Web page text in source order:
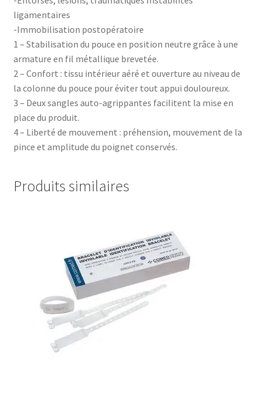
ligamentaires
-Immobilisation postopératoire
1 – Stabilisation du pouce en position neutre grâce à une
armature en fil métallique brevetée.
2 – Confort : tissu intérieur aéré et ouverture au niveau de
la colonne du pouce pour éviter tout appui douloureux.
3 – Deux sangles auto-agrippantes facilitent la mise en
place du produit.
4 – Liberté de mouvement : préhension, mouvement de la
pince et amplitude du poignet conservés.
Produits similaires